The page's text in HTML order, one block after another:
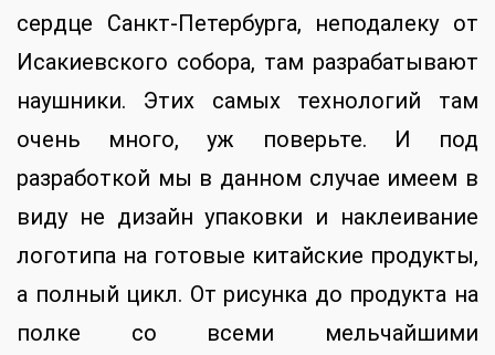
сердце Санкт-Петербурга, неподалеку от
Исакиевского собора, там разрабатывают
наушники. Этих самых технологий там
очень много, уж поверьте. И под
разработкой мы в данном случае имеем в
виду не дизайн упаковки и наклеивание
логотипа на готовые китайские продукты,
а полный цикл. От рисунка до продукта на
полке со всеми мельчайшими